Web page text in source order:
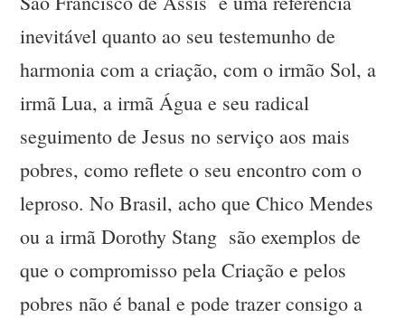
inevitável quanto ao seu testemunho de
harmonia com a criação, com o irmão Sol, a
irmã Lua, a irmã Água e seu radical
seguimento de Jesus no serviço aos mais
pobres, como reflete o seu encontro com o
leproso. No Brasil, acho que Chico Mendes
ou a irmã Dorothy Stang são exemplos de
que o compromisso pela Criação e pelos
pobres não é banal e pode trazer consigo a